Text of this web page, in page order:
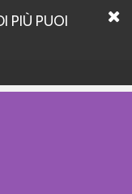
PIÙ PUOI